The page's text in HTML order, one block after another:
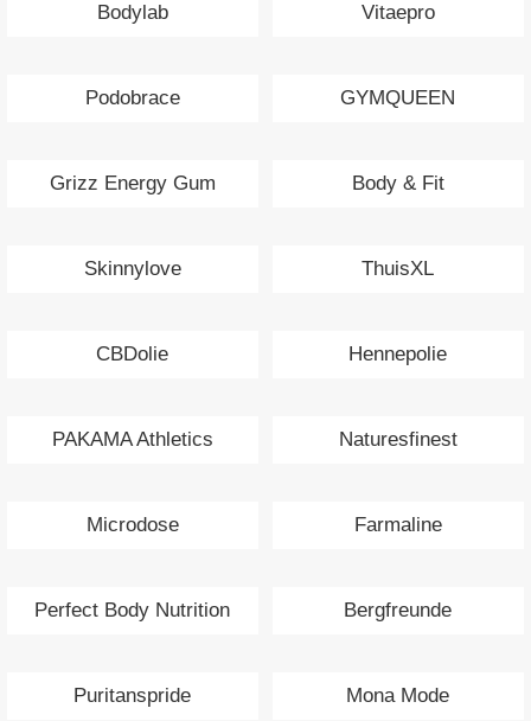
Bodylab Vitaepro
Podobrace GYMQUEEN
Grizz Energy Gum Body & Fit
Skinnylove ThuisXL
CBDolie Hennepolie
PAKAMA Athletics Naturesfinest
Microdose Farmaline
Perfect Body Nutrition Bergfreunde
Puritanspride Mona Mode